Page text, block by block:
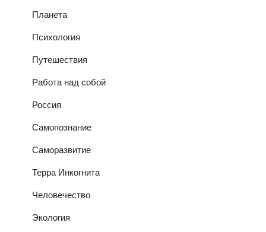
Планета
Психология
Путешествия
Работа над собой
Россия
Самопознание
Саморазвитие
Терра Инкогнита
Человечество
Экология